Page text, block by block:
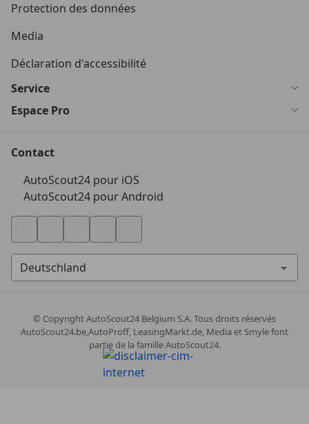
Protection des données
Media
Déclaration d'accessibilité
Service
Espace Pro
Contact
AutoScout24 pour iOS
AutoScout24 pour Android
© CopyrightAutoScout24 Belgium S.A. Tous droits réservés
AutoScout24.be,AutoProff, LeasingMarkt.de, Media et Smyle font
partie de la famille AutoScout24.